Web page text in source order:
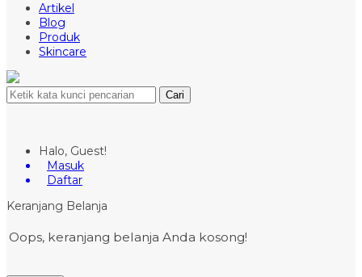
Artikel
Blog
Produk
Skincare
Cari
Halo, Guest!
Masuk
Daftar
Keranjang Belanja
Oops, keranjang belanja Anda kosong!